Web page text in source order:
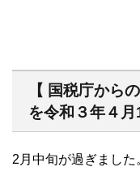
【 国税庁から
を令和３年４
2月中旬が過ぎまし